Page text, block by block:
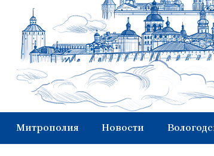
Митрополия Новости